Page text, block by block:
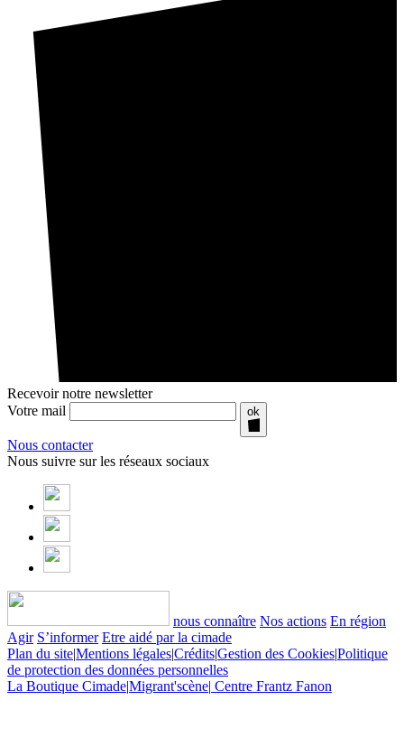
Recevoir notre newsletter
Votre mail
ok
Nous contacter
Nous suivre sur les réseaux sociaux
nous connaître Nos actions En région
Agir S’informer Etre aidé par la cimade
Plan du site|Mentions légales|Crédits|Gestion des Cookies|Politique
de protection des données personnelles
La Boutique Cimade|Migrant'scène| Centre Frantz Fanon